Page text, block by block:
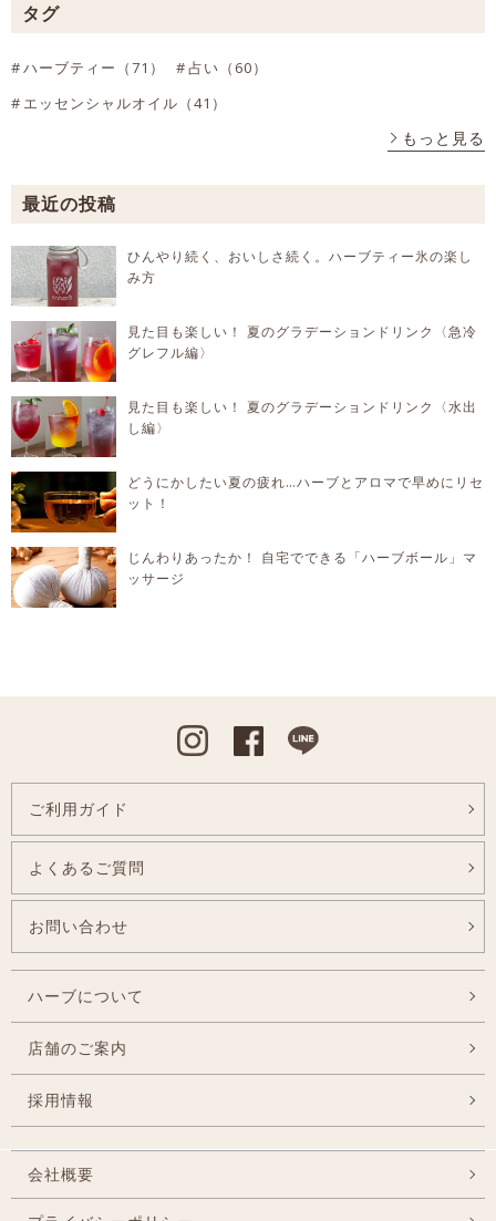
タグ
ハーブティー（71）
占い（60）
エッセンシャルオイル（41）
もっと見る
最近の投稿
ひんやり続く、おいしさ続く。ハーブティー氷の楽し
み方
見た目も楽しい！ 夏のグラデーションドリンク〈急冷
グレフル編〉
見た目も楽しい！ 夏のグラデーションドリンク〈水出
し編〉
どうにかしたい夏の疲れ…ハーブとアロマで早めにリセ
ット！
じんわりあったか！ 自宅でできる「ハーブボール」マ
ッサージ
Instagram
ご利用ガイド
よくあるご質問
お問い合わせ
ハーブについて
店舗のご案内
採用情報
会社概要